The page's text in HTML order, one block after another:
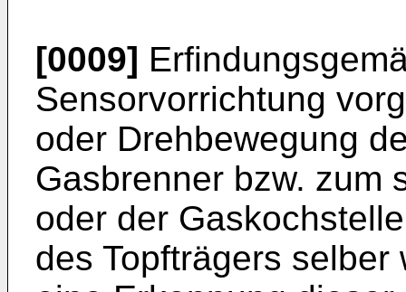
[0009]
Sensorvorrichtung
oder Drehbewegung
Gasbrenner bzw. zum
oder der
des Topfträgers